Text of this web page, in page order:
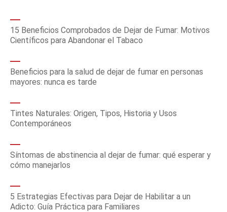
15 Beneficios Comprobados de Dejar de Fumar: Motivos
Científicos para Abandonar el Tabaco
Beneficios para la salud de dejar de fumar en personas
mayores: nunca es tarde
Tintes Naturales: Origen, Tipos, Historia y Usos
Contemporáneos
Síntomas de abstinencia al dejar de fumar: qué esperar y
cómo manejarlos
5 Estrategias Efectivas para Dejar de Habilitar a un
Adicto: Guía Práctica para Familiares